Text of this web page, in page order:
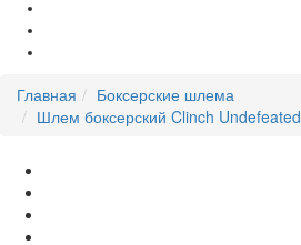
Главная
Боксерские шлема
Шлем боксерский Clinch Undefeated